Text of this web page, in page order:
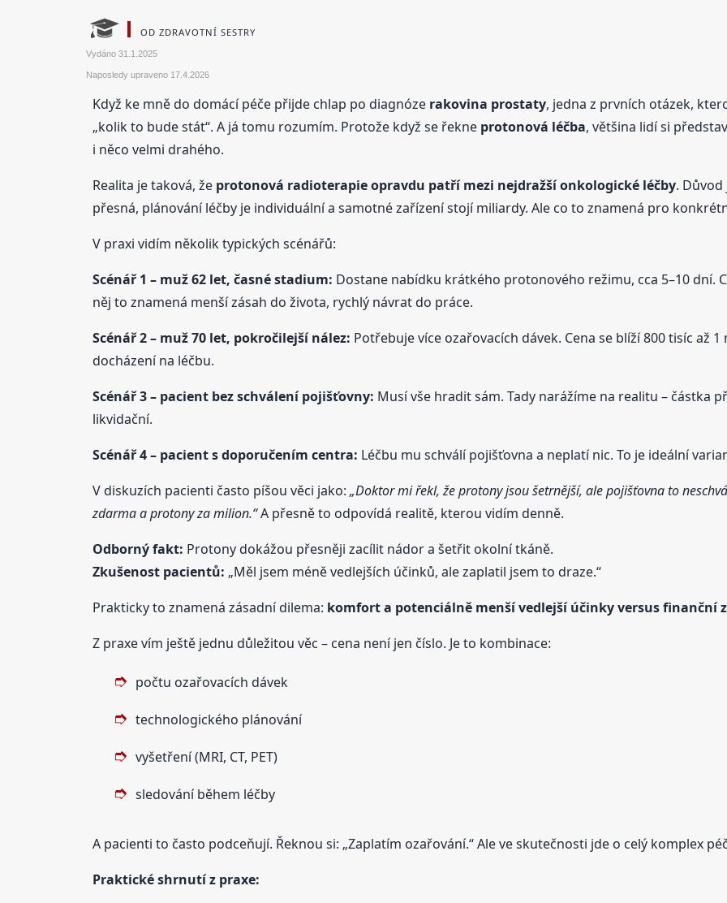
OD ZDRAVOTNÍ SESTRY
Vydáno 31.1.2025
Naposledy upraveno 17.4.2026
Když ke mně do domácí péče přijde chlap po diagnóze rakovina prostaty, jedna z prvních otázek,
„kolik to bude stát“. A já tomu rozumím. Protože když se řekne protonová léčba, většina lidí si
i něco velmi drahého.
Realita je taková, že protonová radioterapie opravdu patří mezi nejdražší onkologické léčby.
přesná, plánování léčby je individuální a samotné zařízení stojí miliardy. Ale co to znamená pro
V praxi vidím několik typických scénářů:
Scénář 1 – muž 62 let, časné stadium: Dostane nabídku krátkého protonového režimu, cca 5–10 dní.
něj to znamená menší zásah do života, rychlý návrat do práce.
Scénář 2 – muž 70 let, pokročilejší nález: Potřebuje více ozařovacích dávek. Cena se blíží 800 tisíc až
docházení na léčbu.
Scénář 3 – pacient bez schválení pojišťovny: Musí vše hradit sám. Tady narážíme na realitu – částka
likvidační.
Scénář 4 – pacient s doporučením centra: Léčbu mu schválí pojišťovna a neplatí nic. To je ideální
V diskuzích pacienti často píšou věci jako: „Doktor mi řekl, že protony jsou šetrnější, ale pojišťovna to
zdarma a protony za milion.“A přesně to odpovídá realitě, kterou vidím denně.
Odborný fakt: Protony dokážou přesněji zacílit nádor a šetřit okolní tkáně.
Zkušenost pacientů: „Měl jsem méně vedlejších účinků, ale zaplatil jsem to draze.“
Prakticky to znamená zásadní dilema: komfort a potenciálně menší vedlejší účinky versus finanční
Z praxe vím ještě jednu důležitou věc – cena není jen číslo. Je to kombinace:
počtu ozařovacích dávek
technologického plánování
vyšetření (MRI, CT, PET)
sledování během léčby
A pacienti to často podceňují. Řeknou si: „Zaplatím ozařování.“ Ale ve skutečnosti jde o celý komplex
Praktické shrnutí z praxe: